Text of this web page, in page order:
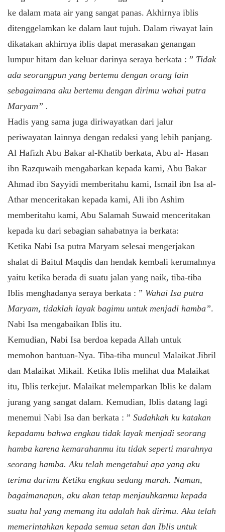
ke dalam mata air yang sangat panas. Akhirnya iblis
ditenggelamkan ke dalam laut tujuh. Dalam riwayat lain
dikatakan akhirnya iblis dapat merasakan genangan
lumpur hitam dan keluar darinya seraya berkata : ” Tidak
ada seorangpun yang bertemu dengan orang lain
sebagaimana aku bertemu dengan dirimu wahai putra
Maryam” .
Hadis yang sama juga diriwayatkan dari jalur
periwayatan lainnya dengan redaksi yang lebih panjang.
Al Hafizh Abu Bakar al-Khatib berkata, Abu al- Hasan
ibn Razquwaih mengabarkan kepada kami, Abu Bakar
Ahmad ibn Sayyidi memberitahu kami, Ismail ibn Isa al-
Athar menceritakan kepada kami, Ali ibn Ashim
memberitahu kami, Abu Salamah Suwaid menceritakan
kepada ku dari sebagian sahabatnya ia berkata:
Ketika Nabi Isa putra Maryam selesai mengerjakan
shalat di Baitul Maqdis dan hendak kembali kerumahnya
yaitu ketika berada di suatu jalan yang naik, tiba-tiba
Iblis menghadanya seraya berkata : ” Wahai Isa putra
Maryam, tidaklah layak bagimu untuk menjadi hamba”.
Nabi Isa mengabaikan Iblis itu.
Kemudian, Nabi Isa berdoa kepada Allah untuk
memohon bantuan-Nya. Tiba-tiba muncul Malaikat Jibril
dan Malaikat Mikail. Ketika Iblis melihat dua Malaikat
itu, Iblis terkejut. Malaikat melemparkan Iblis ke dalam
jurang yang sangat dalam. Kemudian, Iblis datang lagi
menemui Nabi Isa dan berkata : ” Sudahkah ku katakan
kepadamu bahwa engkau tidak layak menjadi seorang
hamba karena kemarahanmu itu tidak seperti marahnya
seorang hamba. Aku telah mengetahui apa yang aku
terima darimu Ketika engkau sedang marah. Namun,
bagaimanapun, aku akan tetap menjauhkanmu kepada
suatu hal yang memang itu adalah hak dirimu. Aku telah
memerintahkan kepada semua setan dan Iblis untuk